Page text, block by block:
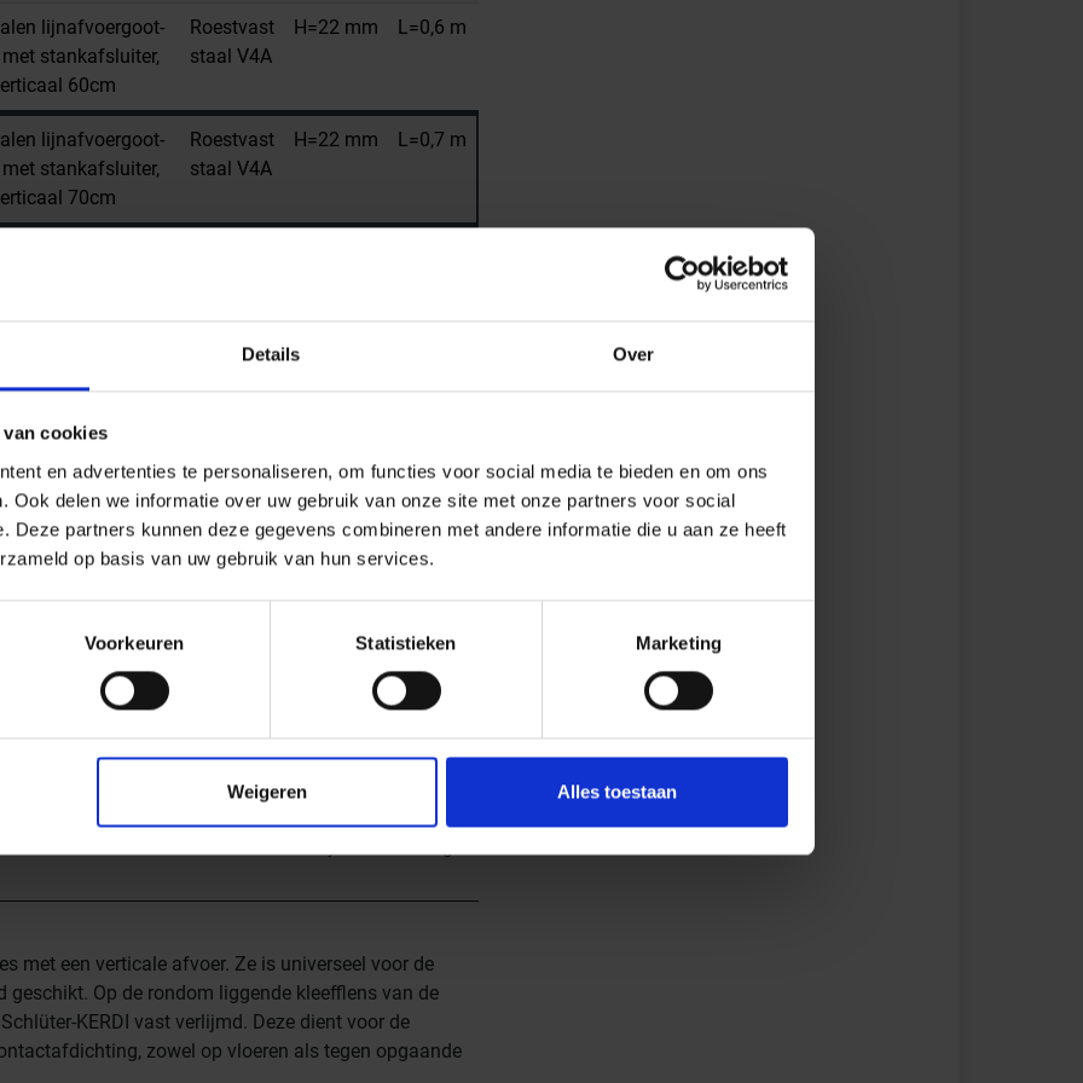
Details Over
van cookies
en advertenties te personaliseren, om functies voor social media te bieden en om ons
Ook delen we informatie over uw gebruik van onze site met onze partners voor social
Deze partners kunnen deze gegevens combineren met andere informatie die u aan ze heeft
op basis van uw gebruik van hun services.
Voorkeuren Statistieken Marketing
Weigeren Alles toestaan
lijnafvoergoot-
stankafsluiter,
60cm
Roestvast
staal V4A
H=22 mm L=0,6 m
lijnafvoergoot-
stankafsluiter,
70cm
Roestvast
staal V4A
H=22 mm L=0,7 m
stankafsluiter,
lijnafvoergoot-
stankafsluiter,
Roestvast
staal V4A
H=22 mm
Gewicht
2,453 KG/Stuk
Hoogte mm
22
0,7
Bestel-/levertijd
Levertijd 7-9 werkdagen,
met een verticale afvoer. Ze is universeel voor de
Op de rondom liggende kleefflens van de
KERDI vast verlijmd. Deze dient voor de
zowel op vloeren als tegen opgaande